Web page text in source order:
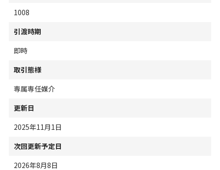
1008
引渡時期
即時
取引態様
専属専任媒介
更新日
2025年11月1日
次回更新予定日
2026年8月8日